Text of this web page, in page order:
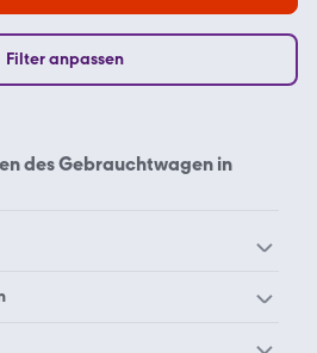
Filter anpassen
desGebrauchtwagen in